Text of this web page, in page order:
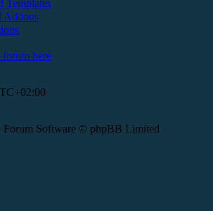
Templates
forum here
Software © phpBB Limited